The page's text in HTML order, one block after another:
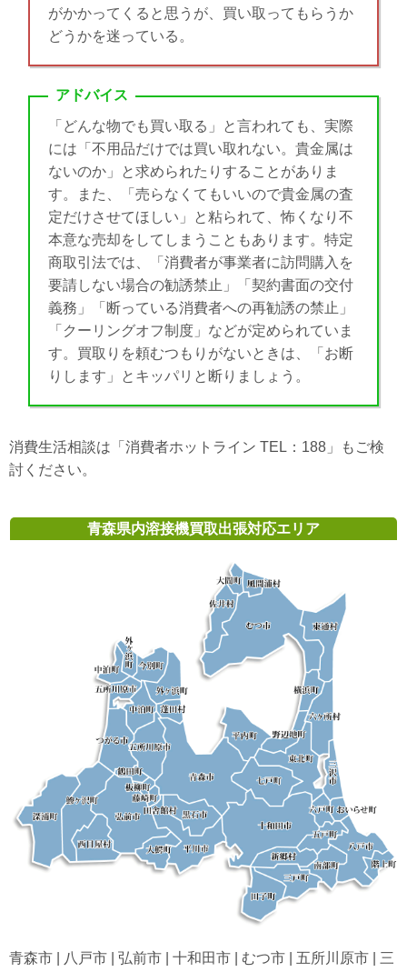
がかかってくると思うが、買い取ってもらうか
どうかを迷っている。
アドバイス
「どんな物でも買い取る」と言われても、実際
には「不用品だけでは買い取れない。貴金属は
ないのか」と求められたりすることがありま
す。また、「売らなくてもいいので貴金属の査
定だけさせてほしい」と粘られて、怖くなり不
本意な売却をしてしまうこともあります。特定
商取引法では、「消費者が事業者に訪問購入を
要請しない場合の勧誘禁止」「契約書面の交付
義務」「断っている消費者への再勧誘の禁止」
「クーリングオフ制度」などが定められていま
す。買取りを頼むつもりがないときは、「お断
りします」とキッパリと断りましょう。
消費生活相談は「消費者ホットライン TEL：188」もご検
討ください。
青森県内溶接機買取出張対応エリア
青森市 | 八戸市 | 弘前市 | 十和田市 | むつ市 | 五所川原市 | 三